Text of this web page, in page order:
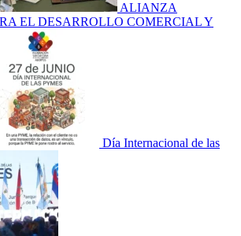
ALIANZA
EL DESARROLLO COMERCIAL Y
Día Internacional de las